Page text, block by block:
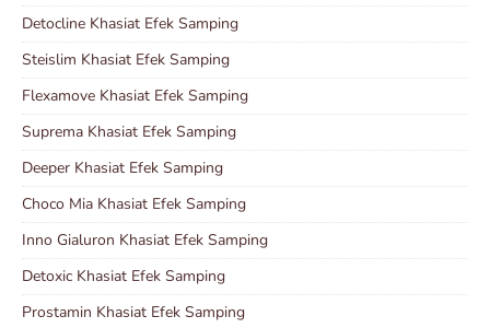
Detocline Khasiat Efek Samping
Steislim Khasiat Efek Samping
Flexamove Khasiat Efek Samping
Suprema Khasiat Efek Samping
Deeper Khasiat Efek Samping
Choco Mia Khasiat Efek Samping
Inno Gialuron Khasiat Efek Samping
Detoxic Khasiat Efek Samping
Prostamin Khasiat Efek Samping